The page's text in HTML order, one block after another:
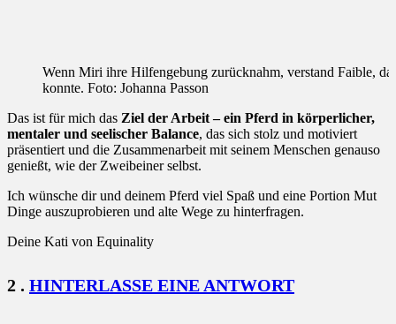
Wenn Miri ihre Hilfengebung zurücknahm, verstand Faible,
konnte. Foto: Johanna Passon
Das ist für mich das Ziel der Arbeit – ein Pferd in körperlicher,
mentaler und seelischer Balance, das sich stolz und motiviert
präsentiert und die Zusammenarbeit mit seinem Menschen genauso
genießt, wie der Zweibeiner selbst.
Ich wünsche dir und deinem Pferd viel Spaß und eine Portion Mut
Dinge auszuprobieren und alte Wege zu hinterfragen.
Deine Kati von Equinality
2 KOMMENTARE
. HINTERLASSE EINE ANTWORT